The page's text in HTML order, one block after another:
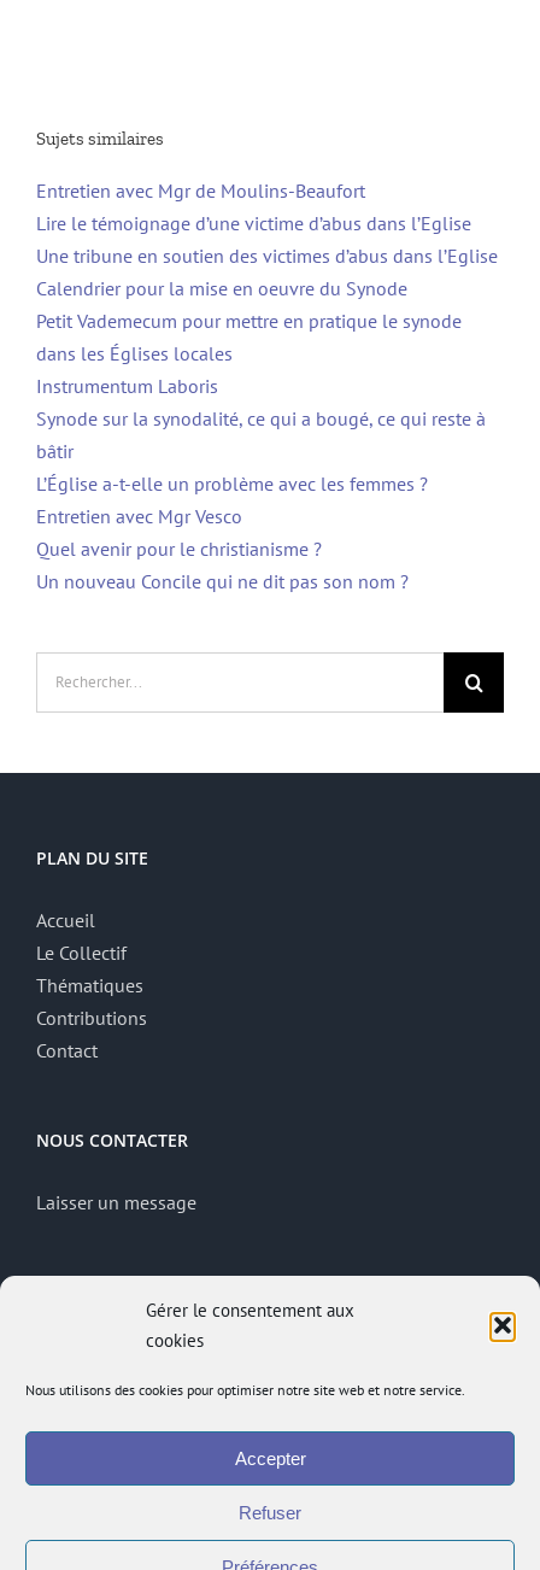
Gérer le consentement aux
cookies
Nous utilisons des cookies pour optimiser notre site web et notre service.
Accepter
Refuser
Sujets similaires
Entretien avec Mgr de Moulins-Beaufort
Lire le témoignage d’une victime d’abus dans l’Eglise
Une tribune en soutien des victimes d’abus dans l’Eglise
Calendrier pour la mise en oeuvre du Synode
Petit Vademecum pour mettre en pratique le synode
dans les Églises locales
Instrumentum Laboris
Synode sur la synodalité, ce qui a bougé, ce qui reste à
bâtir
L’Église a-t-elle un problème avec les femmes ?
Entretien avec Mgr Vesco
Quel avenir pour le christianisme ?
Un nouveau Concile qui ne dit pas son nom ?
PLAN DU SITE
Accueil
Le Collectif
Thématiques
Contributions
Contact
NOUS CONTACTER
Laisser un message
Mentions légales
Politique de confidentialité